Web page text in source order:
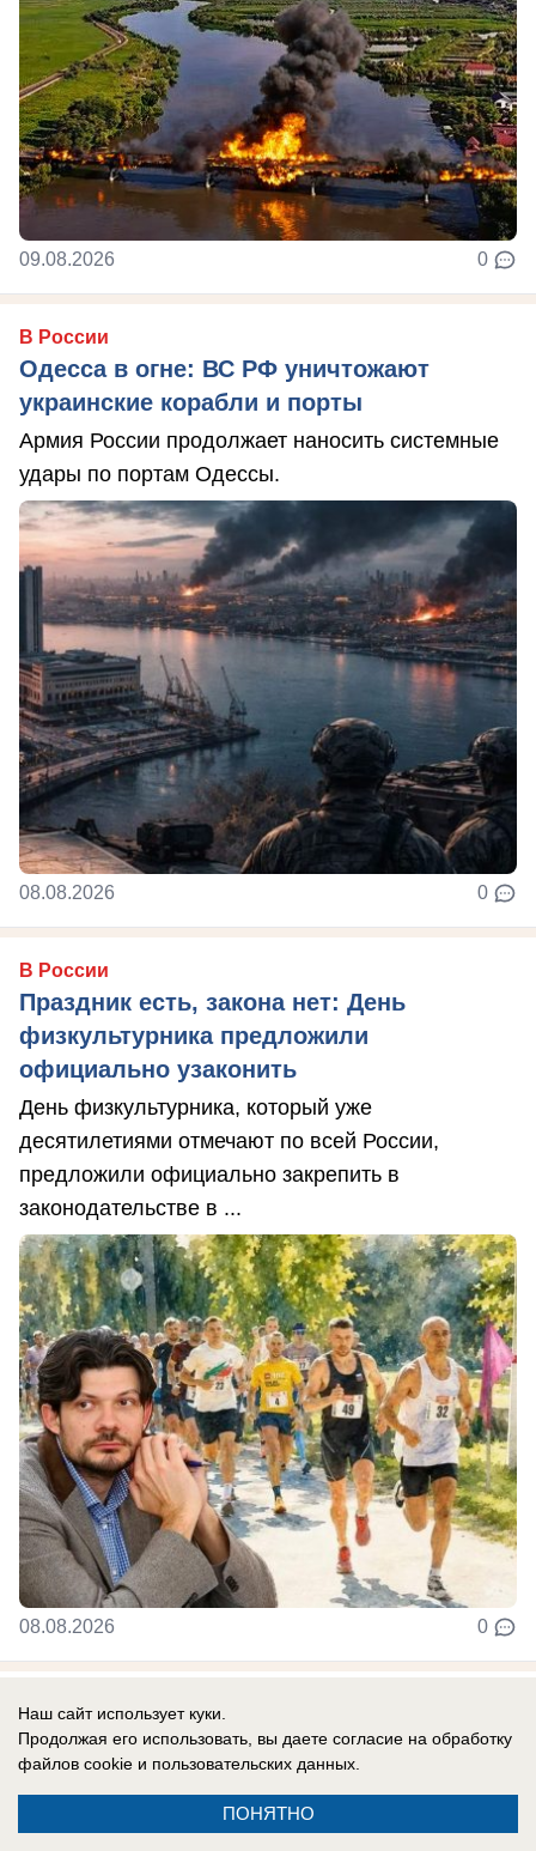
09.08.2026 0
В России
Одесса в огне: ВС РФ уничтожают
украинские корабли и порты
Армия России продолжает наносить системные
удары по портам Одессы.
08.08.2026 0
В России
Праздник есть, закона нет: День
физкультурника предложили
официально узаконить
День физкультурника, который уже
десятилетиями отмечают по всей России,
предложили официально закрепить в
законодательстве в ...
08.08.2026 0
Новости СМИ2
Наш сайт использует куки.
Продолжая его использовать, вы даете согласие на обработку
файлов cookie и пользовательских данных.
ПОНЯТНО